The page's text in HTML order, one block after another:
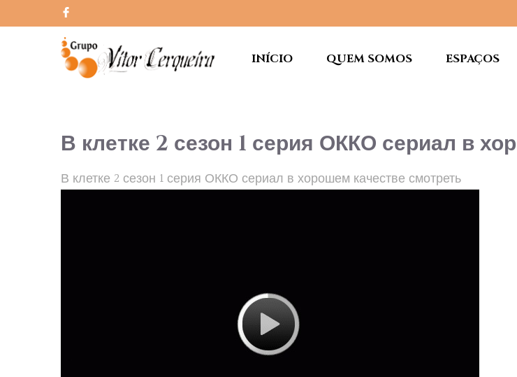
INÍCIO QUEM SOMOS ESPAÇOS
В клетке 2 сезон 1 серия ОККО сериал в
В клетке 2 сезон 1 серия ОККО сериал в хорошем качестве смотреть